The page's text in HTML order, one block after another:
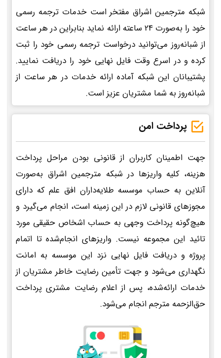
شبکه مترجمین اشراق مفتخر است خدمات ترجمه رسمی
خود را به‌صورت 24 ساعته ارائه نماید بنابراین در هر ساعت
از شبانه‌روز می‌توانید درخواست ترجمه رسمی خود را ثبت
کرده و در اسرع وقت فایل نهایی خود را دریافت نمایید.
پشتیبانان این شبکه آماده ارائه خدمات در هر ساعت از
شبانه‌روز به شما مشتریان عزیز است.
پرداخت امن
جهت اطمینان کاربران از قانونی بودن مراحل پرداخت
هزینه، کلیه واریزها در شبکه مترجمین اشراق به‌صورت
آنلاین به حساب موسسه طلایه‌داران افق علم که دارای
مجوزهای قانونی لازم در این زمینه است، انجام می‌گیرد و
هیچ‌گونه پرداخت وجهی به حساب اشخاص حقیقی مورد
تائید این مجموعه نیست. واریزهای انجام‌شده تا اتمام
پروژه و دریافت فایل نهایی نزد این موسسه به امانت
نگهداری می‌شود و جهت تأمین رضایت خاطر مشتریان از
خدمات ارائه‌شده، پس از اعلام رضایت مشتری پرداخت
حق‌الزحمه مترجم انجام می‌شود.